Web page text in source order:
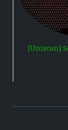
[Uniscan]